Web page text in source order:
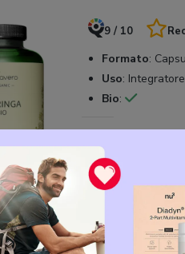
€
9 / 10
Formato:
Uso: Integratore
Bio:
Senza additivi,
Vegano